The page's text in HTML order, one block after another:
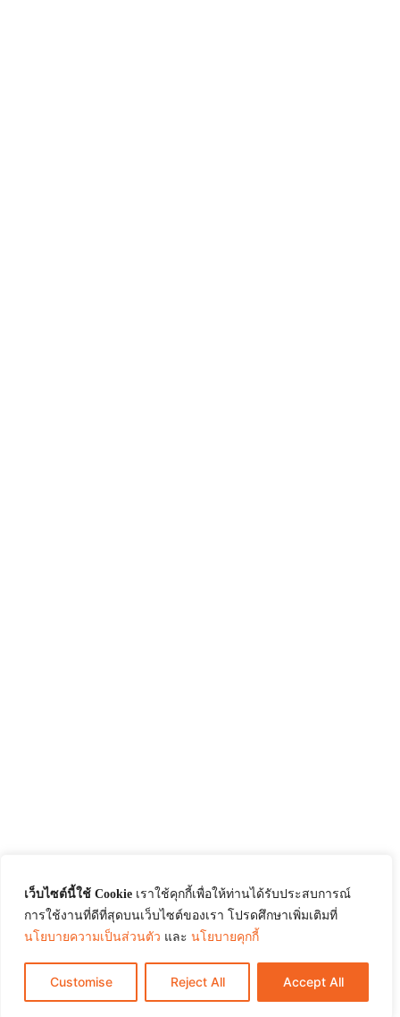
เว็บไซต์นี้ใช้ Cookie เราใช้คุกกี้เพื่อให้ท่านได้รับประสบการณ์
การใช้งานที่ดีที่สุดบนเว็บไซต์ของเรา โปรดศึกษาเพิ่มเติมที่
นโยบายความเป็นส่วนตัว และ นโยบายคุกกี้
Customise Reject All Accept All